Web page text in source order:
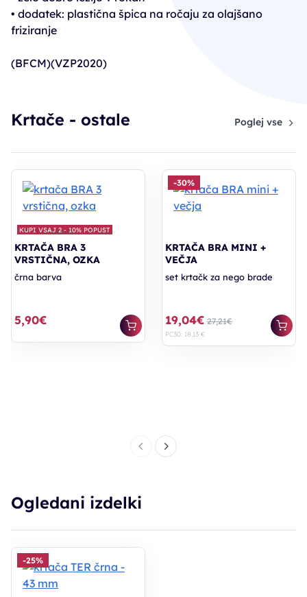
• dodatek: plastična špica na ročaju za olajšano
friziranje
(BFCM)(VZP2020)
Krtače - ostale Poglej vse
KUPI VSAJ 2 - 10% POPUST
KRTAČA BRA 3
VRSTIČNA, OZKA
črna barva
5,90€
-30%
KRTAČA BRA MINI +
VEČJA
set krtačk za nego brade
19,04€ 27,21€
PC30: 18,13 €
Ogledani izdelki
-25%